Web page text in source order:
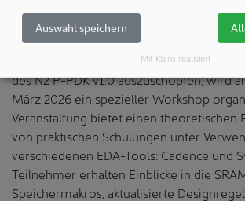
Spektrum der Chip-Technologien der
ermöglichen.
Um Designer dabei zu unterstützen, das
des N2 P-PDK v1.0 auszuschöpfen, wird
März 2026 ein spezieller Workshop
Veranstaltung bietet einen theoretischen
von praktischen Schulungen unter
verschiedenen EDA-Tools: Cadence und
Teilnehmer erhalten Einblicke in die
Speichermakros, aktualisierte
Auswahl speichern
Mit Klaro realisiert